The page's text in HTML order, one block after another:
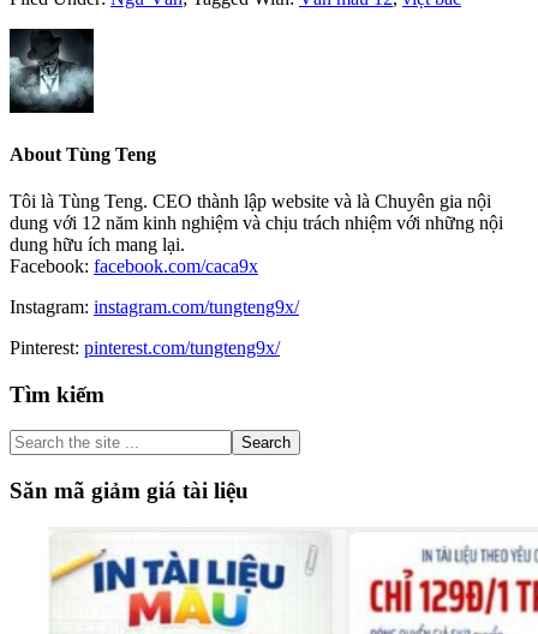
About Tùng Teng
Tôi là Tùng Teng. CEO thành lập website và là Chuyên gia nội
dung với 12 năm kinh nghiệm và chịu trách nhiệm với những nội
dung hữu ích mang lại.
Facebook: facebook.com/caca9x
Instagram: instagram.com/tungteng9x/
Pinterest: pinterest.com/tungteng9x/
Primary
Sidebar
Tìm kiếm
Search
the
site
...
Săn mã giảm giá tài liệu